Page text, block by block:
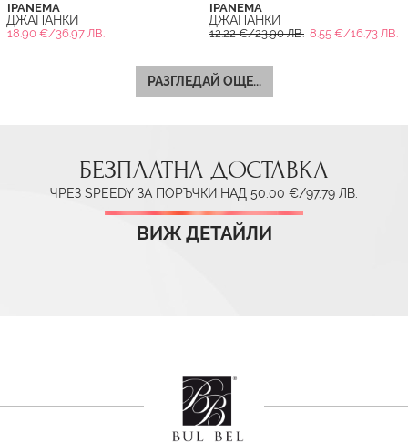
IPANEMA
ДЖАПАНКИ
18.90 €/36.97 ЛВ.
IPANEMA
ДЖАПАНКИ
12.22 €/23.90 ЛВ. 8.55 €/16.73 ЛВ.
РАЗГЛЕДАЙ ОЩЕ...
БЕЗПЛАТНА ДОСТАВКА
ЧРЕЗ SPEEDY ЗА ПОРЪЧКИ НАД 50.00 €/97.79 ЛВ.
ВИЖ ДЕТАЙЛИ